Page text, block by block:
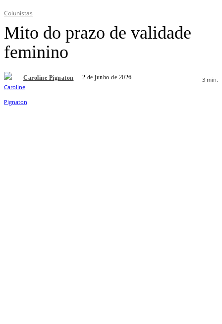
Colunistas
Mito do prazo de validade
feminino
Caroline Pignaton 2 de junho de 2026 3 min.